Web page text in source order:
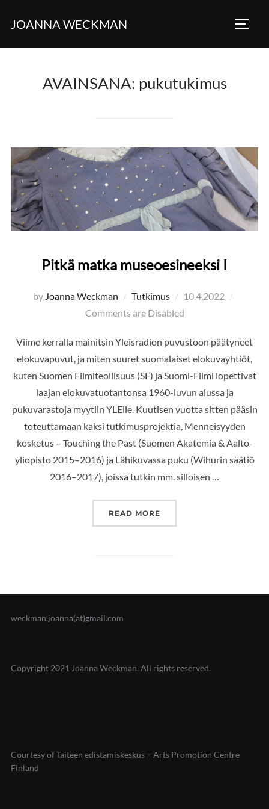
JOANNA WECKMAN
AVAINSANA: pukutukimus
Pitkä matka museoesineeksi I
by Joanna Weckman Tutkimus
Posted
on
10.4.2022
Comments are Disabled
Viime kerralla mainitsin Yleisradion puvustoon päätyneet
elokuvapuvut, ja miten suuret suomalaiset elokuvayhtiöt,
kuten Suomen Filmiteollisuus (SF) ja Suomi-Filmi lopettivat
laajan elokuvatuotantonsa 1960-luvun alussa ja
pukuvarastoja myytiin YLElle. Kuutisen vuotta sitten pääsin
toteuttamaan kaksi tutkimusprojektia, Menneisyyden
kosketus – Touching the Past (Suomen Akatemia & Aalto-
yliopisto 2015–2016) ja Lähikuvassa puku (Wihurin säätiö
2016–2017), joissa tutkin mm. silloisen …
READ MORE
weckman.joanna(at)gmail.com
Copyright 2021 Joanna Weckman. All rights reserved.
Courtesy of Taiteen edistämiskeskus – Arts Promotion Centre
Finland